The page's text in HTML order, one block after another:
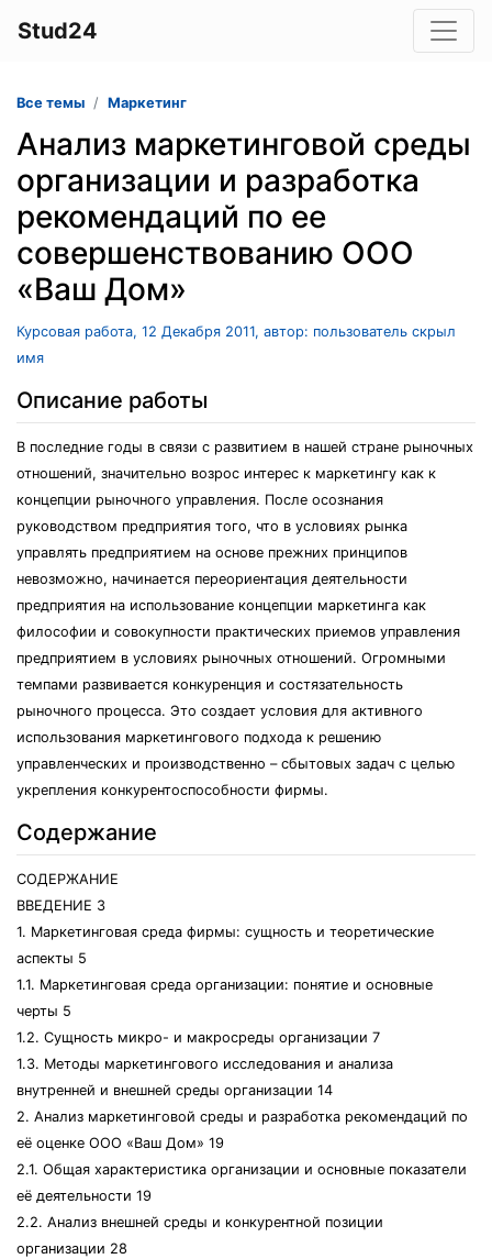
Stud24
Все темы Маркетинг
Анализ маркетинговой среды
организации и разработка
рекомендаций по ее
совершенствованию ООО
«Ваш Дом»
Курсовая работа, 12 Декабря 2011, автор: пользователь скрыл
имя
Описание работы
В последние годы в связи с развитием в нашей стране рыночных
отношений, значительно возрос интерес к маркетингу как к
концепции рыночного управления. После осознания
руководством предприятия того, что в условиях рынка
управлять предприятием на основе прежних принципов
невозможно, начинается переориентация деятельности
предприятия на использование концепции маркетинга как
философии и совокупности практических приемов управления
предприятием в условиях рыночных отношений. Огромными
темпами развивается конкуренция и состязательность
рыночного процесса. Это создает условия для активного
использования маркетингового подхода к решению
управленческих и производственно – сбытовых задач с целью
укрепления конкурентоспособности фирмы.
Содержание
СОДЕРЖАНИЕ
ВВЕДЕНИЕ 3
1. Маркетинговая среда фирмы: сущность и теоретические
аспекты 5
1.1. Маркетинговая среда организации: понятие и основные
черты 5
1.2. Сущность микро- и макросреды организации 7
1.3. Методы маркетингового исследования и анализа
внутренней и внешней среды организации 14
2. Анализ маркетинговой среды и разработка рекомендаций по
её оценке ООО «Ваш Дом» 19
2.1. Общая характеристика организации и основные показатели
её деятельности 19
2.2. Анализ внешней среды и конкурентной позиции
организации 28